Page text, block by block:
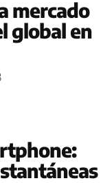
mercado
global en